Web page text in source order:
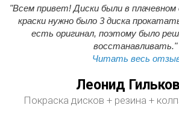
"Всем привет! Диски были в
краски нужно было 3 диска
есть оригинал, поэтому было
восстанавливать."
Читать весь
Леонид
Покраска дисков + резина +